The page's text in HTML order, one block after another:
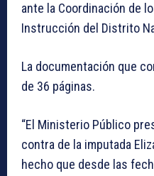
ante la Coordinación de
Instrucción del Distrito
La documentación que
de 36 páginas.
“El Ministerio Público
contra de la imputada
hecho que desde las